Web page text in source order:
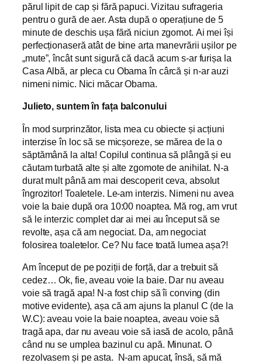
părul lipit de cap și fără papuci. Vizitau sufrageria
pentru o gură de aer. Asta după o operațiune de 5
minute de deschis ușa fără niciun zgomot. Ai mei își
perfecționaseră atât de bine arta manevrării ușilor pe
„mute”, încât sunt sigură că dacă acum s-ar furișa la
Casa Albă, ar pleca cu Obama în cârcă și n-ar auzi
nimeni nimic. Nici măcar Obama.
Julieto, suntem în fața balconului
În mod surprinzător, lista mea cu obiecte și acțiuni
interzise în loc să se micșoreze, se mărea de la o
săptămână la alta! Copilul continua să plângă și eu
căutam turbată alte și alte zgomote de anihilat. N-a
durat mult până am mai descoperit ceva, absolut
îngrozitor! Toaletele. Le-am interzis. Nimeni nu avea
voie la baie după ora 10:00 noaptea. Mă rog, am vrut
să le interzic complet dar ai mei au început să se
revolte, așa că am negociat. Da, am negociat
folosirea toaletelor. Ce? Nu face toată lumea așa?!
Am început de pe poziții de forță, dar a trebuit să
cedez… Ok, fie, aveau voie la baie. Dar nu aveau
voie să tragă apa! N-a fost chip să îi conving (din
motive evidente), așa că am ajuns la planul C (de la
W.C): aveau voie la baie noaptea, aveau voie să
tragă apa, dar nu aveau voie să iasă de acolo, până
când nu se umplea bazinul cu apă. Minunat. O
rezolvasem și pe asta. N-am apucat, însă, să mă